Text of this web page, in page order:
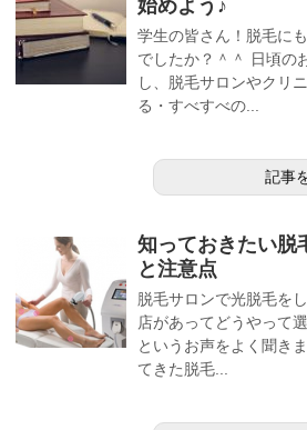
始めよう♪
学生の皆さん！脱毛に
でしたか？＾＾ 日頃の
し、脱毛サロンやクリ
る・すべすべの...
記事
知っておきたい脱
と注意点
脱毛サロンで光脱毛を
店があってどうやって
というお声をよく聞き
てきた脱毛...